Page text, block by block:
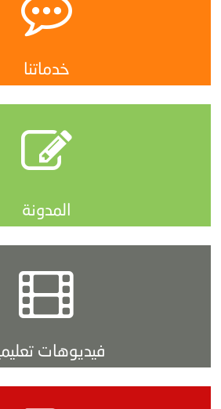
خدماتنا
المدونة
فيديوهات